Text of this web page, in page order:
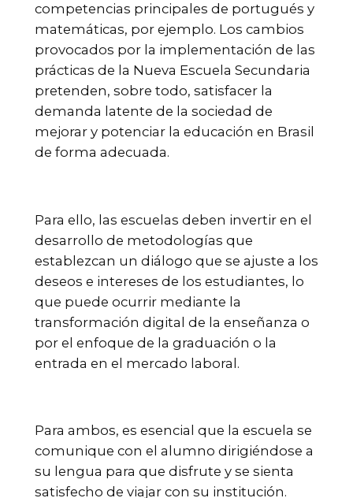
competencias principales de portugués y
matemáticas, por ejemplo. Los cambios
provocados por la implementación de las
prácticas de la Nueva Escuela Secundaria
pretenden, sobre todo, satisfacer la
demanda latente de la sociedad de
mejorar y potenciar la educación en Brasil
de forma adecuada.
Para ello, las escuelas deben invertir en el
desarrollo de metodologías que
establezcan un diálogo que se ajuste a los
deseos e intereses de los estudiantes, lo
que puede ocurrir mediante la
transformación digital de la enseñanza o
por el enfoque de la graduación o la
entrada en el mercado laboral.
Para ambos, es esencial que la escuela se
comunique con el alumno dirigiéndose a
su lengua para que disfrute y se sienta
satisfecho de viajar con su institución.